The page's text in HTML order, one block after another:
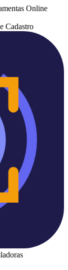
Online
Cadastro